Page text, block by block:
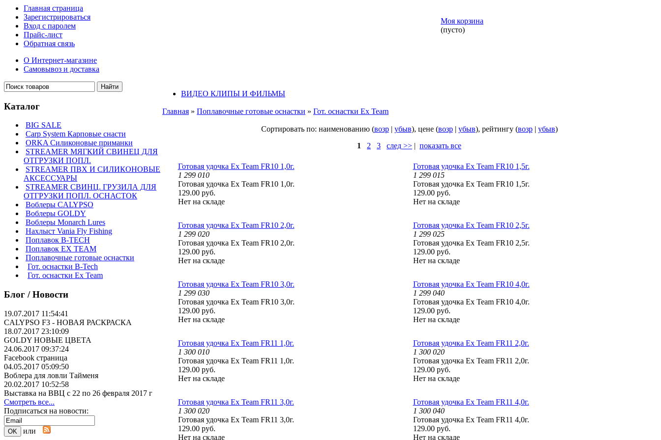
Главная страница
Зарегистрироваться
Вход с паролем
Прайс-лист
Обратная связь
Моя корзина
(пусто)
О Интернет-магазине
Самовывоз и доставка
Каталог
BIG SALE
Carp System Карповые снасти
ORKA Силиконовые приманки
STREAMER МЯГКИЙ СВИНЕЦ ДЛЯ
ОТГРУЗКИ ПОПЛ.
STREAMER ПВХ И СИЛИКОНОВЫЕ
АКСЕССУАРЫ
STREAMER СВИНЦ. ГРУЗИЛА ДЛЯ
ОТГРУЗКИ ПОПЛ. ОСНАСТОК
Воблеры CALYPSO
Воблеры GOLDY
Воблеры Monarch Lures
Нахлыст Vania Fly Fishing
Поплавок B-TECH
Поплавок EX TEAM
Поплавочные готовые оснастки
Гот. оснастки B-Tech
Гот. оснастки Ex Team
Блог / Новости
19.07.2017 11:54:41
CALYPSO F3 - НОВАЯ РАСКРАСКА
18.07.2017 23:10:09
GOLDY НОВЫЕ ЦВЕТА
24.06.2017 09:37:24
Facebook страница
04.05.2017 05:09:50
Воблера для ловли Тайменя
20.02.2017 10:52:58
Выставка на ВВЦ с 22 по 26 февраля 2017 г
Смотреть все...
Подписаться на новости:
или
ВИДЕО КЛИПЫ И ФИЛЬМЫ
Главная » Поплавочные готовые оснастки » Гот. оснастки Ex Team
Сортировать по: наименованию (возр| убыв), цене (возр| убыв), рейтингу (возр| убыв)
1
2 3 след >> | показать все
Готовая удочка Ex Team FR10 1,0г.
1 299 010
Готовая удочка Ex Team FR10 1,0г.
129.00 руб.
Нет на складе
Готовая удочка Ex Team FR10 1,5г.
1 299 015
Готовая удочка Ex Team FR10 1,5г.
129.00 руб.
Нет на складе
Готовая удочка Ex Team FR10 2,0г.
1 299 020
Готовая удочка Ex Team FR10 2,0г.
129.00 руб.
Нет на складе
Готовая удочка Ex Team FR10 2,5г.
1 299 025
Готовая удочка Ex Team FR10 2,5г.
129.00 руб.
Нет на складе
Готовая удочка Ex Team FR10 3,0г.
1 299 030
Готовая удочка Ex Team FR10 3,0г.
129.00 руб.
Нет на складе
Готовая удочка Ex Team FR10 4,0г.
1 299 040
Готовая удочка Ex Team FR10 4,0г.
129.00 руб.
Нет на складе
Готовая удочка Ex Team FR11 1,0г.
1 300 010
Готовая удочка Ex Team FR11 1,0г.
129.00 руб.
Нет на складе
Готовая удочка Ex Team FR11 2,0г.
1 300 020
Готовая удочка Ex Team FR11 2,0г.
129.00 руб.
Нет на складе
Готовая удочка Ex Team FR11 3,0г.
1 300 020
Готовая удочка Ex Team FR11 3,0г.
129.00 руб.
Нет на складе
Готовая удочка Ex Team FR11 4,0г.
1 300 040
Готовая удочка Ex Team FR11 4,0г.
129.00 руб.
Нет на складе